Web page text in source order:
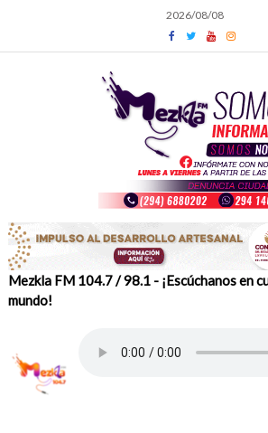
content
2026/08/08
Mezkla FM 104.7 / 98.1 - ¡Escúchanos en
mundo!